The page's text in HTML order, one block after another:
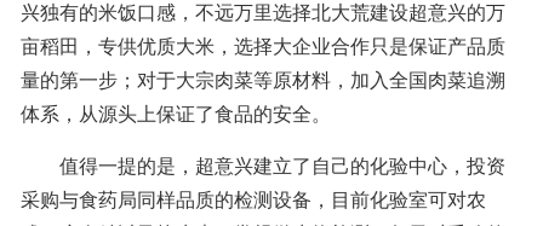
兴独有的米饭口感，不远万里选择北大荒建设超意兴的万
亩稻田，专供优质大米，选择大企业合作只是保证产品质
量的第一步；对于大宗肉菜等原材料，加入全国肉菜追溯
体系，从源头上保证了食品的安全。
值得一提的是，超意兴建立了自己的化验中心，投资
采购与食药局同样品质的检测设备，目前化验室可对农